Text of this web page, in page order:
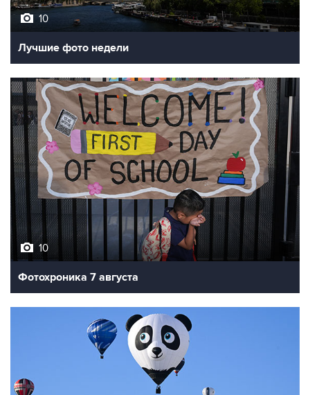
10
Лучшие фото недели
10
Фотохроника 7 августа